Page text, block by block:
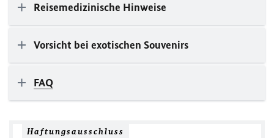
Reisemedizinische Hinweise
Vorsicht bei exotischen Souvenirs
FAQ
Haftungsausschluss